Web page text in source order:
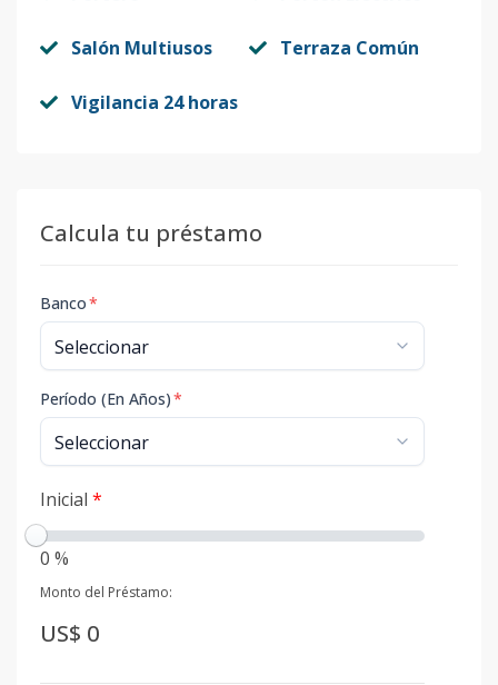
Salón Multiusos Terraza Común
Vigilancia 24 horas
Calcula tu préstamo
Banco*
Período (En Años)*
Inicial *
0 %
Monto del Préstamo:
US$ 0